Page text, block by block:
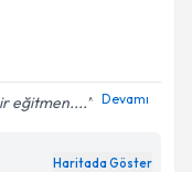
eğitmen.... Devamı
Haritada Göster